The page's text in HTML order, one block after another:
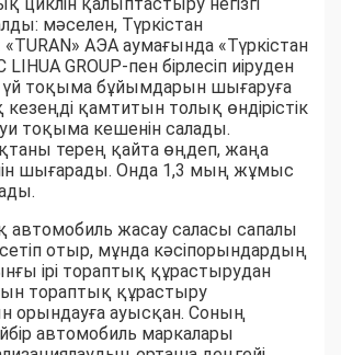
мәселен, Түркістан
АЭА аумағында «Түркістан
GROUP-пен бірлесіп иіруден
үй тоқыма бұйымдарын шығаруға
кезеңді қамтитын толық өндірістік
тоқыма кешенін салады.
терең қайта өңдеп, жаңа
шығарады. Онда 1,3 мың жұмыс
автомобиль жасау саласы сапалы
отыр, мұнда кәсіпорындардың
ірі тораптық құрастырудан
тораптық құрастыру
орындауға ауысқан. Соның
автомобиль маркалары